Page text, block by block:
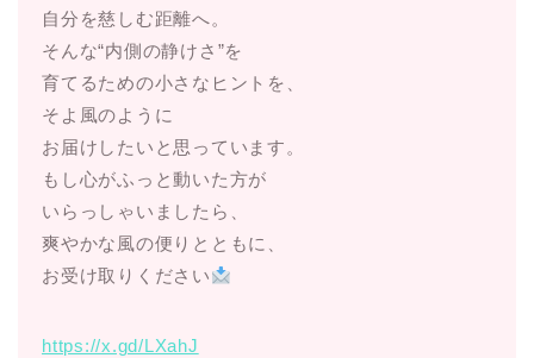
自分を慈しむ距離へ。
そんな“内側の静けさ”を
育てるための小さなヒントを、
そよ風のように
お届けしたいと思っています。
もし心がふっと動いた方が
いらっしゃいましたら、
爽やかな風の便りとともに、
お受け取りください
https://x.gd/LXahJ